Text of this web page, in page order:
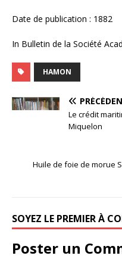
Date de publication : 1882
In Bulletin de la Société
HAMON
Le crédit
Miquelon
Huile de foie de morue
SOYEZ LE PREMIER À
Poster un